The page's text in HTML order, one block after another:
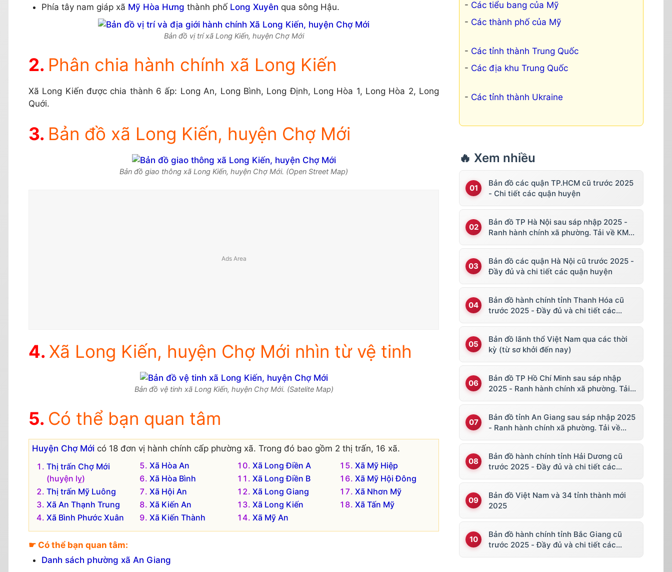
Phía tây nam giáp xã Mỹ Hòa Hưng thành phố Long Xuyên qua sông Hậu.
Bản đồ vị trí xã Long Kiến, huyện Chợ Mới
Phân chia hành chính xã Long Kiến
Xã Long Kiến được chia thành 6 ấp: Long An, Long Bình, Long Định, Long Hòa 1, Long Hòa 2, Long
Quới.
Bản đồ xã Long Kiến, huyện Chợ Mới
Bản đồ giao thông xã Long Kiến, huyện Chợ Mới. (Open Street Map)
Xã Long Kiến, huyện Chợ Mới nhìn từ vệ tinh
Bản đồ vệ tinh xã Long Kiến, huyện Chợ Mới. (Satelite Map)
Có thể bạn quan tâm
Huyện Chợ Mới có 18 đơn vị hành chính cấp phường xã. Trong đó bao gồm 2 thị trấn, 16 xã.
Thị trấn Chợ Mới
(huyện lỵ)
Thị trấn Mỹ Luông
Xã An Thạnh Trung
Xã Bình Phước Xuân
Xã Hòa An
Xã Hòa Bình
Xã Hội An
Xã Kiến An
Xã Kiến Thành
Xã Long Điền A
Xã Long Điền B
Xã Long Giang
Xã Long Kiến
Xã Mỹ An
Xã Mỹ Hiệp
Xã Mỹ Hội Đông
Xã Nhơn Mỹ
Xã Tấn Mỹ
☛ Có thể bạn quan tâm:
Danh sách phường xã An Giang
Các tiểu bang của Mỹ
Các thành phố của Mỹ
Các tỉnh thành Trung Quốc
Các địa khu Trung Quốc
Các tỉnh thành Ukraine
🔥 Xem nhiều
Bản đồ các quận TP.HCM cũ trước 2025
- Chi tiết các quận huyện
Bản đồ TP Hà Nội sau sáp nhập 2025 -
Ranh hành chính xã phường. Tải về KML,
Bản đồ các quận Hà Nội cũ trước 2025 -
Đầy đủ và chi tiết các quận huyện
Bản đồ hành chính tỉnh Thanh Hóa cũ
trước 2025 - Đầy đủ và chi tiết các
Bản đồ lãnh thổ Việt Nam qua các thời
kỳ (từ sơ khởi đến nay)
Bản đồ TP Hồ Chí Minh sau sáp nhập
2025 - Ranh hành chính xã phường. Tải
Bản đồ tỉnh An Giang sau sáp nhập 2025
- Ranh hành chính xã phường. Tải về
Bản đồ hành chính tỉnh Hải Dương cũ
trước 2025 - Đầy đủ và chi tiết các
Bản đồ Việt Nam và 34 tỉnh thành mới
2025
Bản đồ hành chính tỉnh Bắc Giang cũ
trước 2025 - Đầy đủ và chi tiết các